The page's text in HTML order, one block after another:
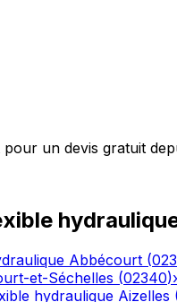
un devis gratuit
Abbécourt (
et-Séchelles (02340)›
hydraulique Aizelles